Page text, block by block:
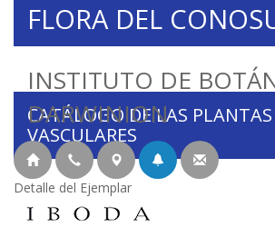
INSTITUTO DE
DARWINION
FLORA DEL
CATÁLOGO DE LAS PLANTAS
VASCULARES
Detalle del Ejemplar